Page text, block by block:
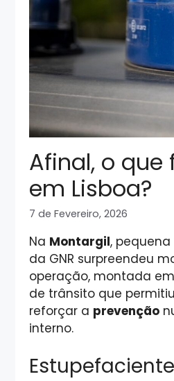
Afinal, o
em Lisboa?
7 de Fevereiro, 2026
Na Montargil,
da GNR surpreendeu
operação, montada
de trânsito que
reforçar a prevenção
interno.